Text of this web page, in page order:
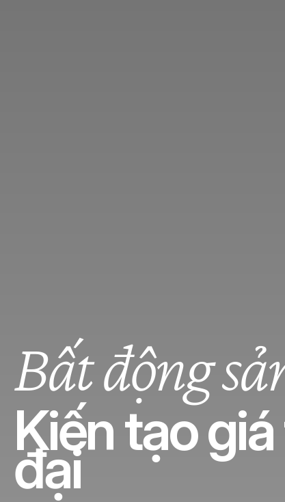
Bất động
Kiến tạo
đại